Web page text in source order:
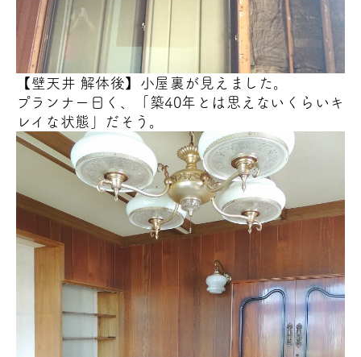
【壁天井 解体後】小屋裏が見えました。
プランナー曰く、「築40年とは思えないくらいキ
レイな状態」だそう。